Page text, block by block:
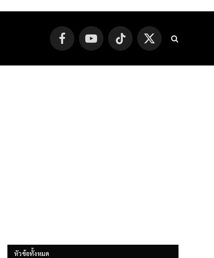
FacebookYouTube TikTok
X
(Twitter)
หัวข้อทั้งหมด